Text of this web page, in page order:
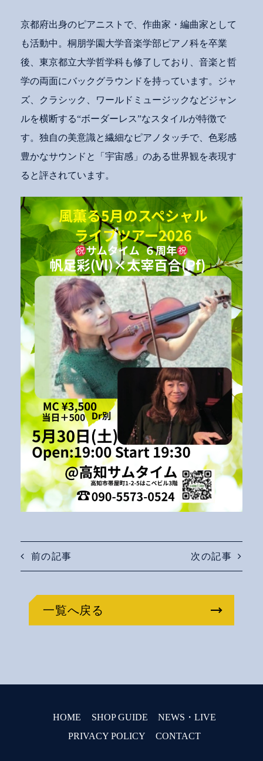
京都府出身のピアニストで、作曲家・編曲家として
も活動中。桐朋学園大学音楽学部ピアノ科を卒業
後、東京都立大学哲学科も修了しており、音楽と哲
学の両面にバックグラウンドを持っています。ジャ
ズ、クラシック、ワールドミュージックなどジャン
ルを横断する“ボーダーレス”なスタイルが特徴で
す。独自の美意識と繊細なピアノタッチで、色彩感
豊かなサウンドと「宇宙感」のある世界観を表現す
ると評されています。
前の記事 次の記事
一覧へ戻る
HOME SHOP GUIDE
NEWS・LIVE
PRIVACY POLICY
CONTACT